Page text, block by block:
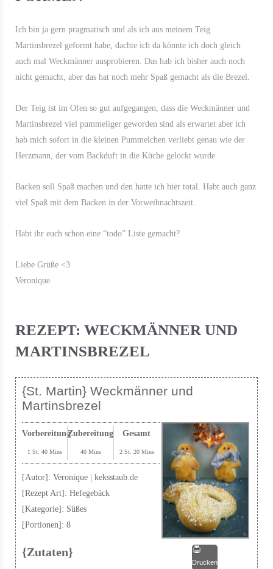
Ich bin ja gern pragmatisch und als ich aus meinem Teig
Martinsbrezel geformt habe, dachte ich da könnte ich doch gleich
auch mal Weckmänner ausprobieren. Das hab ich bisher auch noch
nicht gemacht, aber das hat noch mehr Spaß gemacht als die Brezel.
Der Teig ist im Ofen so gut aufgegangen, dass die Weckmänner und
Martinsbrezel viel pummeliger geworden sind als erwartet aber ich
hab mich sofort in die kleinen Pummelchen verliebt genau wie der
Herzmann, der vom Backduft in die Küche gelockt wurde.
Backen soll Spaß machen und den hatte ich hier total. Habt auch ganz
viel Spaß mit dem Backen in der Vorweihnachtszeit.
Habt ihr euch schon eine “todo” Liste gemacht?
Liebe Grüße <3
Veronique
REZEPT: WECKMÄNNER UND
MARTINSBREZEL
{St. Martin} Weckmänner und
Martinsbrezel
Drucken
Vorbereitung
1 St. 40 Mins
Zubereitung
40 Mins
Gesamt
2 St. 20 Mins
[Autor]: Veronique | keksstaub.de
[Rezept Art]: Hefegebäck
[Kategorie]: Süßes
[Portionen]: 8
{Zutaten}